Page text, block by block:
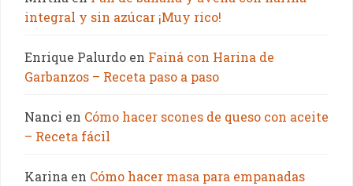
integral y sin azúcar ¡Muy rico!
Enrique Palurdo en Fainá con Harina de
Garbanzos – Receta paso a paso
Nanci en Cómo hacer scones de queso con aceite
– Receta fácil
Karina en Cómo hacer masa para empanadas